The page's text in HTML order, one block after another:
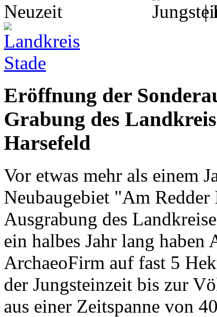
|
Eröffnung der
Grabung des
Harsefeld
Vor etwas mehr als einem
Neubaugebiet "Am
Ausgrabung des
ein halbes Jahr lang
ArchaeoFirm auf fast 5
der Jungsteinzeit bis zur
aus einer Zeitspanne von